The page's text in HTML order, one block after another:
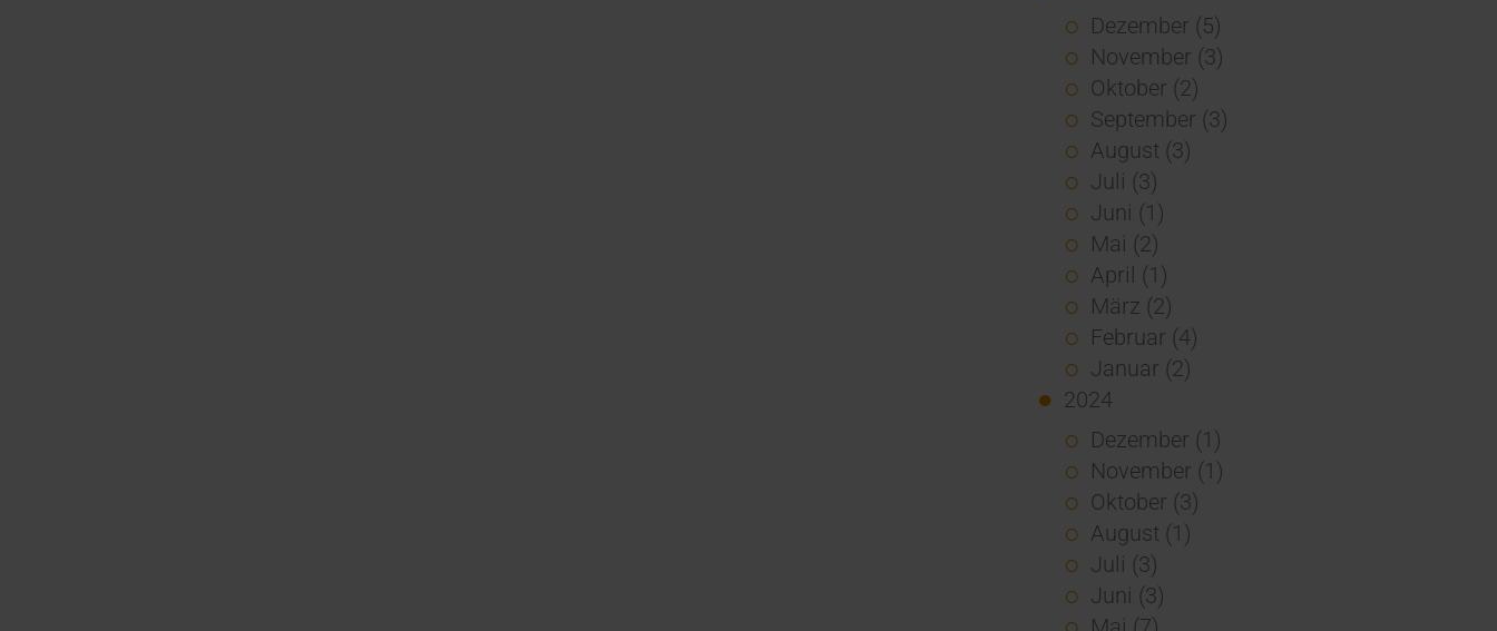
Dezember (5)
November (3)
Oktober (2)
September (3)
August (3)
Juli (3)
Juni (1)
Mai (2)
April (1)
März (2)
Februar (4)
Januar (2)
2024
Dezember (1)
November (1)
Oktober (3)
August (1)
Juli (3)
Juni (3)